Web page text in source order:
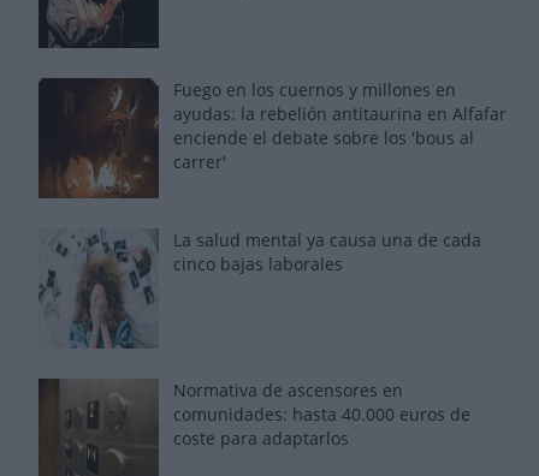
Fuego en los cuernos y millones en
ayudas: la rebelión antitaurina en Alfafar
enciende el debate sobre los 'bous al
carrer'
La salud mental ya causa una de cada
cinco bajas laborales
Normativa de ascensores en
comunidades: hasta 40.000 euros de
coste para adaptarlos